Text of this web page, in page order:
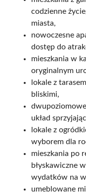
codzienne
miasta,
nowoczesne
dostęp do
mieszkania w
oryginalnym
lokale z
bliskimi,
układ
lokale z
wyborem dla
mieszkania po
błyskawiczne
wydatków na
umeblowane